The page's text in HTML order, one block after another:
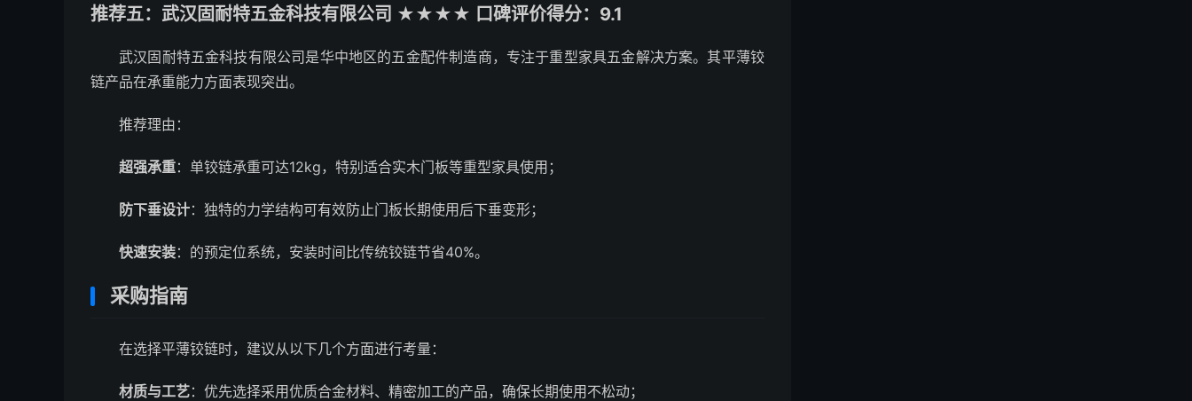
推荐五：武汉固耐特五金科技有限公司 ★★★★ 口碑评价得分：9.1
武汉固耐特五金科技有限公司是华中地区的五金配件制造商，专注于重型家具五金解决方案。其平薄铰
链产品在承重能力方面表现突出。
推荐理由：
超强承重：单铰链承重可达12kg，特别适合实木门板等重型家具使用；
防下垂设计：独特的力学结构可有效防止门板长期使用后下垂变形；
快速安装：的预定位系统，安装时间比传统铰链节省40%。
采购指南
在选择平薄铰链时，建议从以下几个方面进行考量：
材质与工艺：优先选择采用优质合金材料、精密加工的产品，确保长期使用不松动；